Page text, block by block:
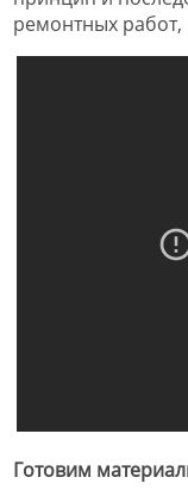
ремонтных
Готовим